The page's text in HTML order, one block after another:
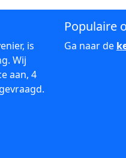
is
Wij
aan, 4
Populaire
Ga naar de